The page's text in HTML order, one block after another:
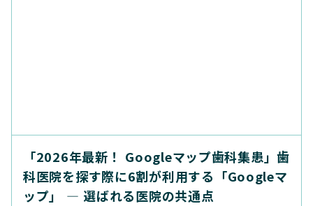
「2026年最新！ Googleマップ歯科集患」歯
科医院を探す際に6割が利用する「Googleマ
ップ」 ― 選ばれる医院の共通点